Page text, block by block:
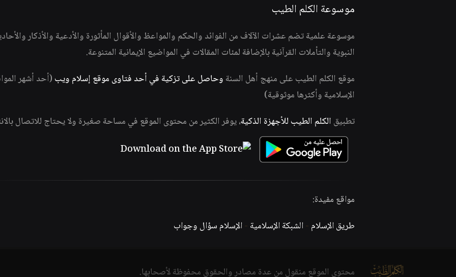
موسوعة الكلم الطيب
موسوعة علمية تضم عشرات الآلاف من الفوائد والحكم والمواعظ والأقوال المأثورة والأدعية والأذكار
النبوية والتأملات القرآنية بالإضافة لمئات المقالات في المواضيع الإيمانية المتنوعة.
موقع الكلم الطيب على منهج أهل السنة وحاصل على تزكية في أحد فتاوى موقع إسلام ويب(أحد أشهر
الإسلامية وأكثرها موثوقية)
تطبيق الكلم الطيب للأجهزة الذكية، يوفر الكثير من محتوى الموقع في مساحة صغيرة ولا يحتاج للاتصال
مواقع مفيدة:
طريق الإسلام -الشبكة الإسلامية -الإسلام سؤال وجواب
محتوى الموقع منقول من عدة مصادر والحقوق محفوظة لأصحابها.